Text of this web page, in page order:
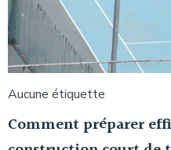
Aucune étiquette
Comment préparer